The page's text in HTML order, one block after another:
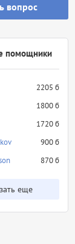
вопрос
помощники
2205 б
1800 б
1720 б
900 б
870 б
еще